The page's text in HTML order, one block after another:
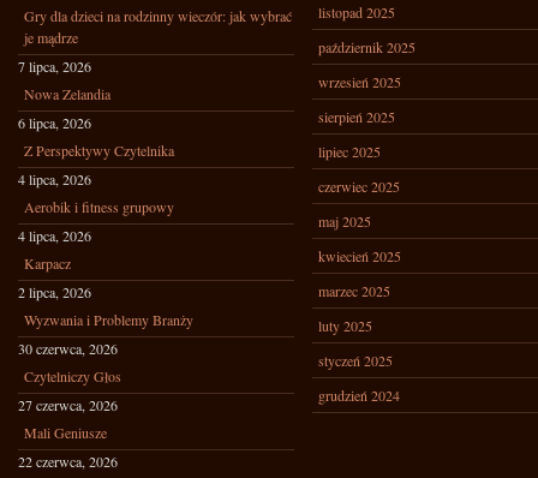
Gry dla dzieci na rodzinny wieczór: jak wybrać
je mądrze
7 lipca, 2026
Nowa Zelandia
6 lipca, 2026
Z Perspektywy Czytelnika
4 lipca, 2026
Aerobik i fitness grupowy
4 lipca, 2026
Karpacz
2 lipca, 2026
Wyzwania i Problemy Branży
30 czerwca, 2026
Czytelniczy Głos
27 czerwca, 2026
Mali Geniusze
22 czerwca, 2026
listopad 2025
październik 2025
wrzesień 2025
sierpień 2025
lipiec 2025
czerwiec 2025
maj 2025
kwiecień 2025
marzec 2025
luty 2025
styczeń 2025
grudzień 2024